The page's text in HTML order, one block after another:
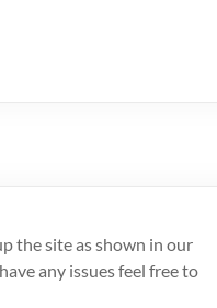
the site as shown in our
any issues feel free to